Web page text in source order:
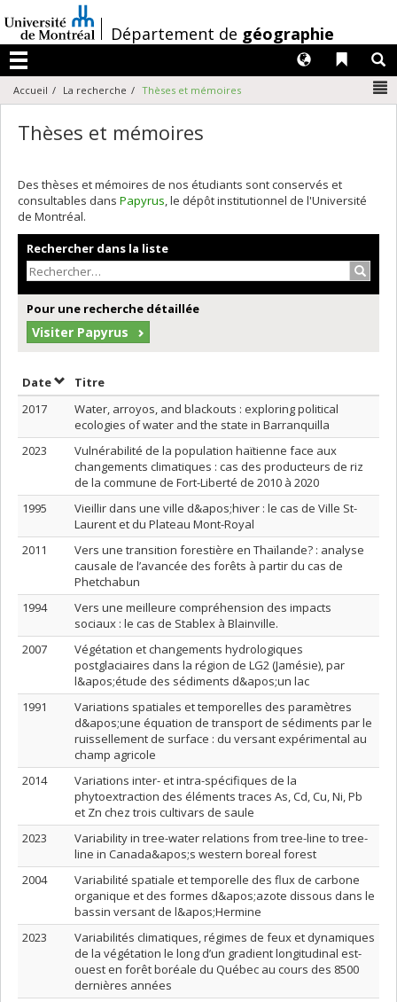
au
contenu
/Département de géographie
Menu
Liens
Langues
Accueil La recherche Thèses et mémoires
Thèses et mémoires
Des thèses et mémoires de nos étudiants sont conservés et
consultables dans Papyrus, le dépôt institutionnel de l'Université
de Montréal.
Rechercher dans la liste
Pour une recherche détaillée
Visiter Papyrus
DateTrier par date en ordre décroissant
Titre
2017
Water, arroyos, and blackouts : exploring political
ecologies of water and the state in Barranquilla
2023
Vulnérabilité de la population haïtienne face aux
changements climatiques : cas des producteurs de riz
de la commune de Fort-Liberté de 2010 à 2020
1995
Vieillir dans une ville d&apos;hiver : le cas de Ville St-
Laurent et du Plateau Mont-Royal
2011
Vers une transition forestière en Thaïlande? : analyse
causale de l’avancée des forêts à partir du cas de
Phetchabun
1994
Vers une meilleure compréhension des impacts
sociaux : le cas de Stablex à Blainville.
2007
Végétation et changements hydrologiques
postglaciaires dans la région de LG2 (Jamésie), par
l&apos;étude des sédiments d&apos;un lac
1991
Variations spatiales et temporelles des paramètres
d&apos;une équation de transport de sédiments par le
ruissellement de surface : du versant expérimental au
champ agricole
2014
Variations inter- et intra-spécifiques de la
phytoextraction des éléments traces As, Cd, Cu, Ni, Pb
et Zn chez trois cultivars de saule
2023
Variability in tree-water relations from tree-line to tree-
line in Canada&apos;s western boreal forest
2004
Variabilité spatiale et temporelle des flux de carbone
organique et des formes d&apos;azote dissous dans le
bassin versant de l&apos;Hermine
2023
Variabilités climatiques, régimes de feux et dynamiques
de la végétation le long d’un gradient longitudinal est-
ouest en forêt boréale du Québec au cours des 8500
dernières années